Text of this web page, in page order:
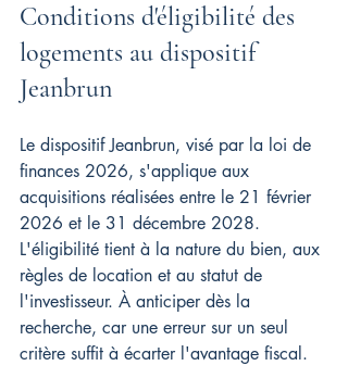
Conditions d'éligibilité des
logements au dispositif
Jeanbrun
Le dispositif Jeanbrun, visé par la loi de
finances 2026, s'applique aux
acquisitions réalisées entre le 21 février
2026 et le 31 décembre 2028.
L'éligibilité tient à la nature du bien, aux
règles de location et au statut de
l'investisseur. À anticiper dès la
recherche, car une erreur sur un seul
critère suffit à écarter l'avantage fiscal.